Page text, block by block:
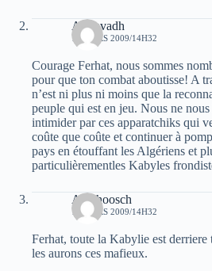
Amravadh
17 MARS 2009/14H32
Courage Ferhat, nous sommes
pour que ton combat aboutisse! A
n’est ni plus ni moins que la
peuple qui est en jeu. Nous ne nous
intimider par ces apparatchiks qui
coûte que coûte et continuer à
pays en étouffant les Algériens et
particulièrementles Kabyles
Averhoosch
17 MARS 2009/14H32
Ferhat, toute la Kabylie est derriere
les aurons ces mafieux.